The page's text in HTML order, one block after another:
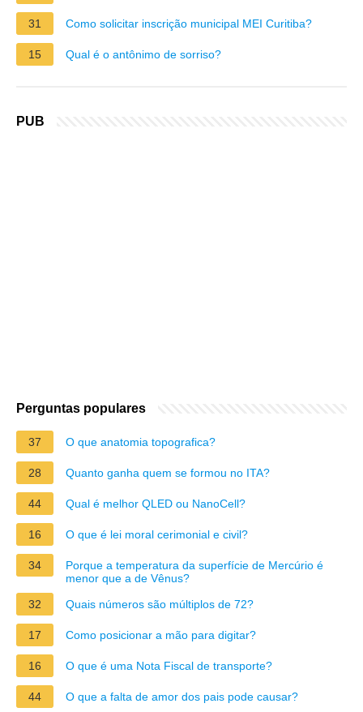
31 Como solicitar inscrição municipal MEI Curitiba?
15 Qual é o antônimo de sorriso?
PUB
Perguntas populares
37 O que anatomia topografica?
28 Quanto ganha quem se formou no ITA?
44 Qual é melhor QLED ou NanoCell?
16 O que é lei moral cerimonial e civil?
34
Porque a temperatura da superfície de Mercúrio é
menor que a de Vênus?
32
Quais números são múltiplos de 72?
17 Como posicionar a mão para digitar?
16 O que é uma Nota Fiscal de transporte?
44 O que a falta de amor dos pais pode causar?